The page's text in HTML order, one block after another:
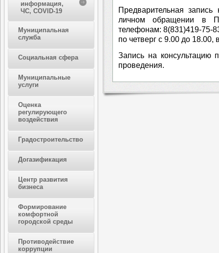
информация,
ЧС, COVID-19
Муниципальная
служба
Социальная сфера
Муниципальные
услуги
Оценка
регулирующего
воздействия
Градостроительство
Догазификация
Центр развития
бизнеса
Формирование
комфортной
городской среды
Противодействие
коррупции
Предварительная запись
личном обращении в
телефонам: 8(831)419-75-
по четверг с 9.00 до 18.00,
Запись на консультацию
проведения.